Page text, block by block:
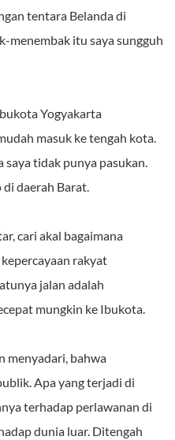
tentara Belanda di
menembak itu saya sungguh
Yogyakarta
masuk ke tengah kota.
tidak punya pasukan.
di daerah Barat.
cari akal bagaimana
rakyat
jalan adalah
mungkin ke Ibukota.
menyadari, bahwa
Apa yang terjadi di
terhadap perlawanan di
dunia luar. Ditengah